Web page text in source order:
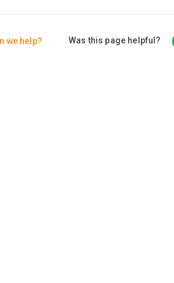
we help? Was this page helpful?